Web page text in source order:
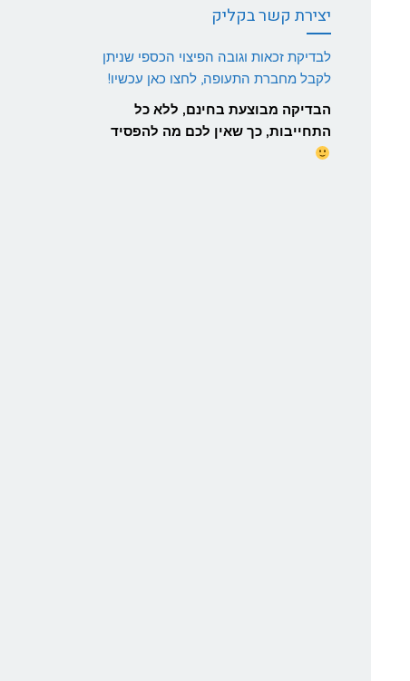
יצירת קשר בקליק
לבדיקת זכאות וגובה הפיצוי הכספי שניתן
לקבל מחברת התעופה, לחצו כאן עכשיו!
הבדיקה מבוצעת בחינם, ללא כל
התחייבות, כך שאין לכם מה להפסיד